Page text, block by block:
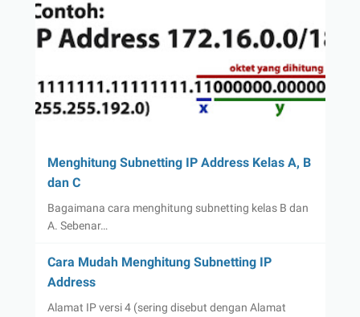
Menghitung Subnetting IP Address Kelas A, B
dan C
Bagaimana cara menghitung subnetting kelas B dan
A. Sebenar…
Cara Mudah Menghitung Subnetting IP
Address
Alamat IP versi 4 (sering disebut dengan Alamat